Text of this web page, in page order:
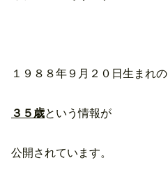
１９８８年９月２０日生まれの
３５歳という情報が
公開されています。